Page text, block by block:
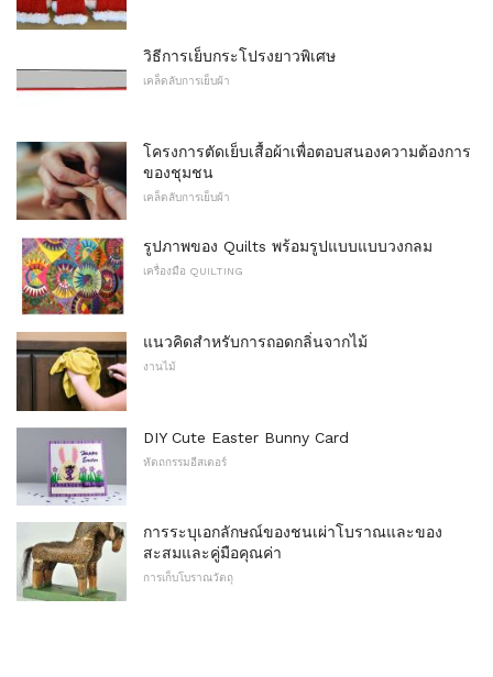
วิธีการเย็บกระโปรงยาวพิเศษ
เคล็ดลับการเย็บผ้า
โครงการตัดเย็บเสื้อผ้าเพื่อตอบสนองความต้องการ
ของชุมชน
เคล็ดลับการเย็บผ้า
รูปภาพของ Quilts พร้อมรูปแบบแบบวงกลม
เครื่องมือ QUILTING
แนวคิดสำหรับการถอดกลิ่นจากไม้
งานไม้
DIY Cute Easter Bunny Card
หัตถกรรมอีสเตอร์
การระบุเอกลักษณ์ของชนเผ่าโบราณและของ
สะสมและคู่มือคุณค่า
การเก็บโบราณวัตถุ